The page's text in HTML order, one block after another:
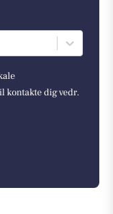
kontakte dig vedr.